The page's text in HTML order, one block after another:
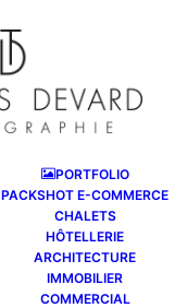
PORTFOLIO
PACKSHOT E-COMMERCE
CHALETS
HÔTELLERIE
ARCHITECTURE
IMMOBILIER
COMMERCIAL